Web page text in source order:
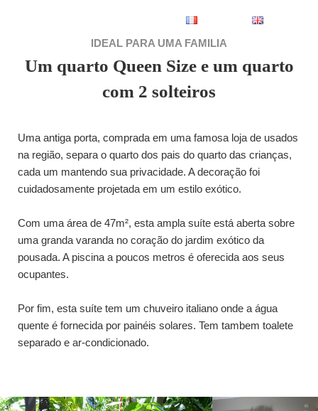
CHILL MANGO
IDEAL PARA UMA FAMILIA
Um quarto Queen Size e um quarto
com 2 solteiros
Uma antiga porta, comprada em uma famosa loja de usados
na região, separa o quarto dos pais do quarto das crianças,
cada um mantendo sua privacidade. A decoração foi
cuidadosamente projetada em um estilo exótico.
Com uma área de 47m², esta ampla suíte está aberta sobre
uma granda varanda no coração do jardim exótico da
pousada. A piscina a poucos metros é oferecida aos seus
ocupantes.
Por fim, esta suíte tem um chuveiro italiano onde a água
quente é fornecida por painéis solares. Tem tambem toalete
separado e ar-condicionado.